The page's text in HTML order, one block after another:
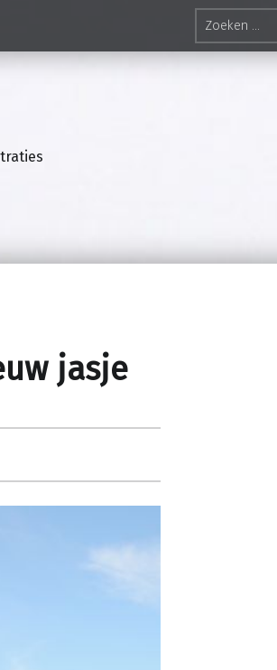
Zoeken naar:
jasje